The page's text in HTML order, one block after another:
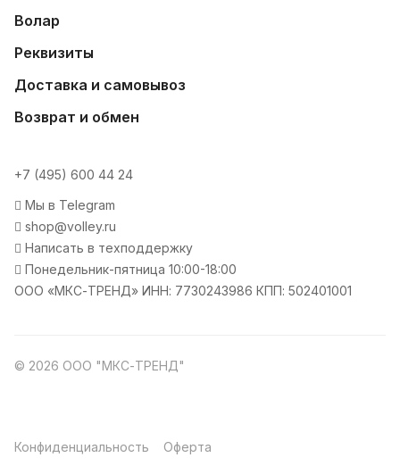
Волар
Реквизиты
Доставка и самовывоз
Возврат и обмен
+7 (495) 600 44 24
Мы в Telegram
shop@volley.ru
Написать в техподдержку
Понедельник-пятница 10:00-18:00
ООО «МКС-ТРЕНД» ИНН: 7730243986 КПП: 502401001
© 2026 ООО "МКС-ТРЕНД"
Конфиденциальность Оферта